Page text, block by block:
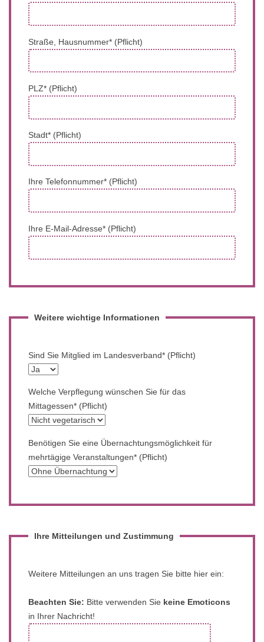
Straße, Hausnummer* (Pflicht)
PLZ* (Pflicht)
Stadt* (Pflicht)
Ihre Telefonnummer* (Pflicht)
Ihre E-Mail-Adresse* (Pflicht)
Weitere wichtige Informationen
Sind Sie Mitglied im Landesverband* (Pflicht)
Welche Verpflegung wünschen Sie für das
Mittagessen* (Pflicht)
Benötigen Sie eine Übernachtungsmöglichkeit für
mehrtägige Veranstaltungen* (Pflicht)
Ihre Mitteilungen und Zustimmung
Weitere Mitteilungen an uns tragen Sie bitte hier ein:
Beachten Sie: Bitte verwenden Sie keine Emoticons
in Ihrer Nachricht!